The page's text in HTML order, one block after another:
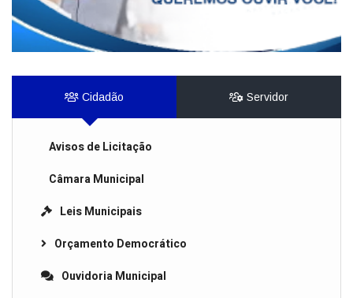
Cidadão Servidor
Avisos de Licitação
Câmara Municipal
Leis Municipais
Orçamento Democrático
Ouvidoria Municipal